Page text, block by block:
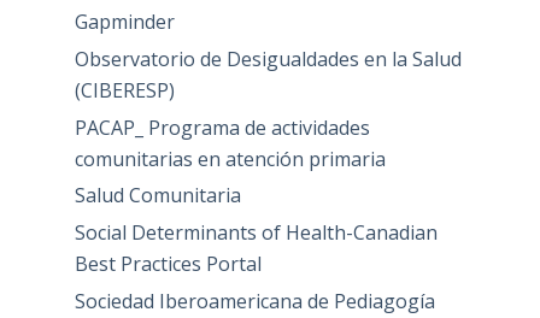
Gapminder
Observatorio de Desigualdades en la Salud
(CIBERESP)
PACAP_ Programa de actividades
comunitarias en atención primaria
Salud Comunitaria
Social Determinants of Health-Canadian
Best Practices Portal
Sociedad Iberoamericana de Pediagogía